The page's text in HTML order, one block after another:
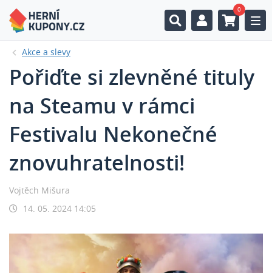
0
Akce a slevy
Pořiďte si zlevněné tituly
na Steamu v rámci
Festivalu Nekonečné
znovuhratelnosti!
Vojtěch Mišura
14. 05. 2024 14:05